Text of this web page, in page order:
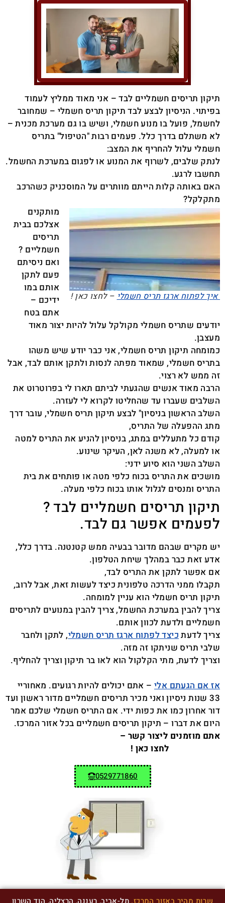
תיקון תריסים חשמליים לבד – אני מאוד ממליץ לעמוד
בפיתוי. הניסיון לבצע לבד תיקון תריס חשמלי – שמחובר
לחשמל, פועל בו מנוע חשמלי, ושיש בו גם מערכת מכנית –
לא משתלם בדרך כלל. פעמים רבות "הטיפול" בתריס
חשמלי עלול להחריף את המצב:
לנתק שלבים, לשרוף את המנוע או לפגום במערכת החשמל.
תחשבו לרגע.
האם באותה קלות הייתם מוותרים על המוסכניק כשהרכב
מתקלקל?
איך לפתוח ארגז תריס חשמלי– לחצו כאן !
מותקנים
אצלכם בבית
תריסים
חשמליים ?
ואם ניסיתם
פעם לתקן
אותם במו
ידיכם –
אתם בטח
יודעים שתריס חשמלי מקולקל עלול להיות יצור מאוד
מעצבן.
כמומחה תיקון תריס חשמלי, אני כבר יודע שיש משהו
בתריס חשמלי, שמאוד מפתה לנסות ולתקן אותם לבד, אבל
זה ממש לא רצוי.
הרבה מאוד אנשים שהגעתי לביתם תארו לי בפרוטרוט את
השלבים שעברו עד שהחליטו לקרוא לי לעזרה.
השלב הראשון בניסיון" לבצע תיקון תריס חשמלי, עובר דרך
מתג ההפעלה של התריס,
קודם כל מתעללים במתג, בניסיון להניע את התריס למטה
או למעלה, לא משנה לאן, העיקר שינוע.
השלב השני הוא סיוע ידני:
מושכים את התריס בכוח כלפי מטה או פותחים את בית
התריס ומנסים לגלול אותו בכוח כלפי מעלה.
תיקון תריסים חשמליים לבד ?
לפעמים אפשר גם לבד.
יש מקרים שבהם מדובר בבעיה ממש קטנטנה. בדרך כלל,
אדע זאת כבר במהלך שיחת הטלפון.
אם אפשר לתקן את התריס לבד,
תקבלו ממני הדרכה טלפונית כיצד לעשות זאת, אבל לרוב,
תיקון תריס חשמלי הוא עניין למומחה.
צריך להבין במערכת החשמל, צריך להבין במנועים לתריסים
חשמליים ולדעת לכוון אותם.
צריך לדעתכיצד לפתוח ארגז תריס חשמלי, לתקן ולחבר
שלבי תריס שניתקו זה מזה.
וצריך לדעת, מתי הקלקול הוא לאו בר תיקון וצריך להחליף.
אז אם הגעתם אלי – אתם יכולים להיות רגועים. מאחוריי
33 שנות ניסיון ואני מכיר תריסים חשמליים מדור ראשון ועד
דור אחרון כמו את כפות ידי. אם התריס חשמלי שלכם אמר
היום את דברו – תיקון תריסים חשמליים בכל אזור המרכז.
אתם מוזמנים ליצור קשר –
לחצו כאן !
0529771860